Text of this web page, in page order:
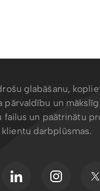
glabāšanu,
pārvaldību un
failus un paātrinātu
darbplūsmas.